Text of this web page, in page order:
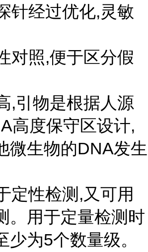
针经过优化,灵敏
对照,便于区分假
,引物是根据人源
高度保守区设计,
微生物的DNA发生
定性检测,又可用
。用于定量检测时
少为5个数量级。